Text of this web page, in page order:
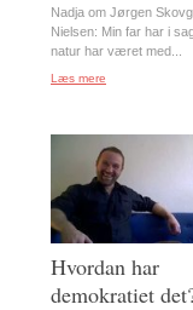
Nadja om Jørgen
Nielsen: Min far har i
natur har været med...
Læs mere
Hvordan har
demokratiet